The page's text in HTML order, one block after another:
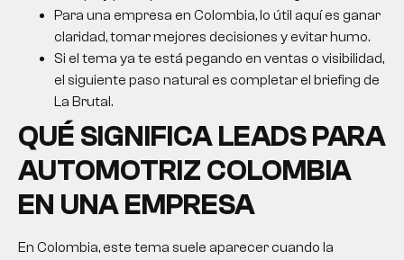
Para una empresa en Colombia, lo útil aquí es ganar
claridad, tomar mejores decisiones y evitar humo.
Si el tema ya te está pegando en ventas o visibilidad,
el siguiente paso natural es completar el briefing de
La Brutal.
QUÉ SIGNIFICALEADS PARA
AUTOMOTRIZ COLOMBIA
EN UNA EMPRESA
En Colombia, este tema suele aparecer cuando la